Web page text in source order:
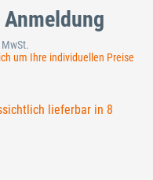
um Ihre individuellen Preise
lieferbar in 8